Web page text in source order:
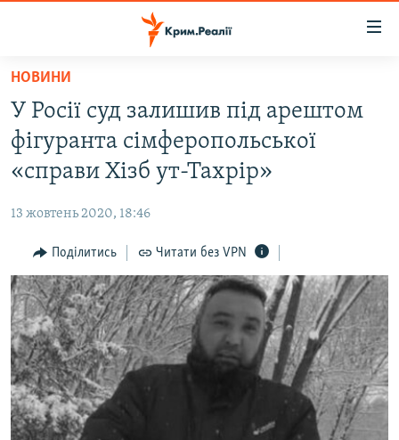
Перейти
основного
матеріалу
Перейти
до
основної
Перейти
до
пошуку
ВОДА.КРИМ
ВІДЕО ТА ФОТО
БЛОГИ
ПОГЛЯД
ІНТЕРВ'Ю
ВСЕ ЗА ДЕНЬ
СПЕЦПРОЕКТИ
ДЕПОРТАЦІЯ
ВІДЕОУРОКИ «ELIFBE»
ЯК ОБІЙТИ БЛОКУВАННЯ
Русский
НОВИНИ
У Росії суд залишив під арештом
фігуранта сімферопольської
«справи Хізб ут-Тахрір»
13 жовтень 2020, 18:46
Поділитись Читати без VPN